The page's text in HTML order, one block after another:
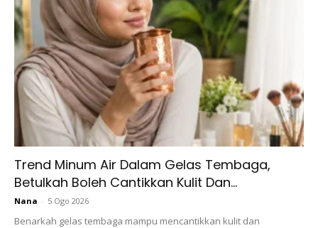
Banyak perubahan,yang dapat diri sendiri ni rasa.
Trend Minum Air Dalam Gelas Tembaga,
Betulkah Boleh Cantikkan Kulit Dan...
Nana - 5 Ogo 2026
Benarkah gelas tembaga mampu mencantikkan kulit dan